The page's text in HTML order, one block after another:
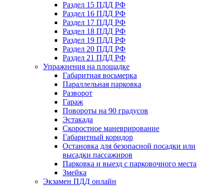
Раздел 15 ПДД РФ
Раздел 16 ПДД РФ
Раздел 17 ПДД РФ
Раздел 18 ПДД РФ
Раздел 19 ПДД РФ
Раздел 20 ПДД РФ
Раздел 21 ПДД РФ
Упражнения на площадке
Габаритная восьмерка
Параллельная парковка
Разворот
Гараж
Повороты на 90 градусов
Эстакада
Скоростное маневрирование
Габаритный коридор
Остановка для безопасной посадки или
высадки пассажиров
Парковка и выезд с парковочного места
Змейка
Экзамен ПДД онлайн